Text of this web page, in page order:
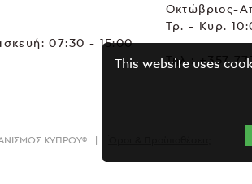
07:30 - 15:00
Οκτώβριος-
Τρ. - Κυρ.
Τηλ.:+357
ΚΥΠΡΟΥ©
This website uses